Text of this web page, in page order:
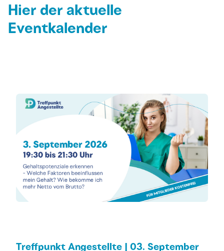
Hier der aktuelle
Eventkalender
Treffpunkt Angestellte | 03. September